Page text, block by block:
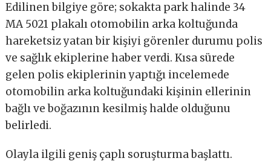
Edilinen bilgiye göre; sokakta park halinde 34
MA 5021 plakalı otomobilin arka koltuğunda
hareketsiz yatan bir kişiyi görenler durumu polis
ve sağlık ekiplerine haber verdi. Kısa sürede
gelen polis ekiplerinin yaptığı incelemede
otomobilin arka koltuğundaki kişinin ellerinin
bağlı ve boğazının kesilmiş halde olduğunu
belirledi.
Olayla ilgili geniş çaplı soruşturma başlattı.